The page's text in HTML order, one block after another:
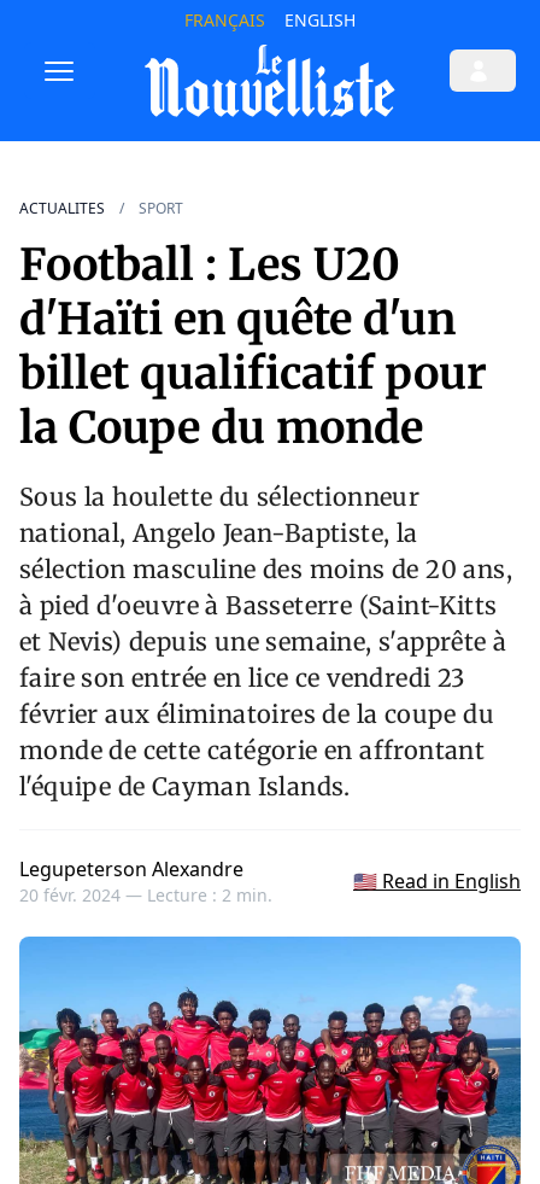
FRANÇAIS ENGLISH
ACTUALITES SPORT
Football : Les U20
d'Haïti en quête d'un
billet qualificatif pour
la Coupe du monde
Sous la houlette du sélectionneur
national, Angelo Jean-Baptiste, la
sélection masculine des moins de 20 ans,
à pied d'oeuvre à Basseterre (Saint-Kitts
et Nevis) depuis une semaine, s'apprête à
faire son entrée en lice ce vendredi 23
février aux éliminatoires de la coupe du
monde de cette catégorie en affrontant
l'équipe de Cayman Islands.
Legupeterson Alexandre
20 févr. 2024 — Lecture : 2 min.
🇺🇸 Read in English